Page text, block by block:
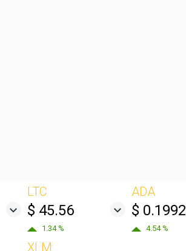
LTC
$ 45.56
1.34 %
ADA
$ 0.1992
4.54 %
XLM